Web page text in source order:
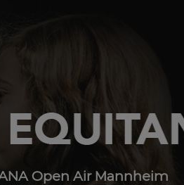
Open Air Mannheim